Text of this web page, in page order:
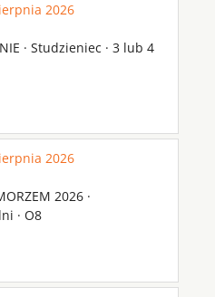
2026
· Studzieniec · 3 lub 4
2026
2026 ·
· O8